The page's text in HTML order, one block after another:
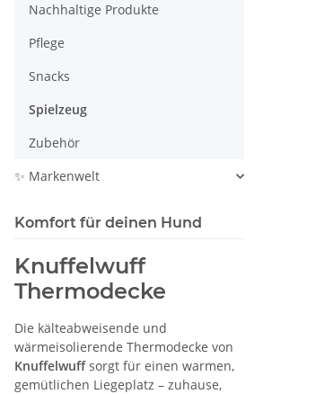
Nachhaltige Produkte
Pflege
Snacks
Spielzeug
Zubehör
✨ Markenwelt
Komfort für deinen Hund
Knuffelwuff
Thermodecke
Die kälteabweisende und
wärmeisolierende Thermodecke von
Knuffelwuffsorgt für einen warmen,
gemütlichen Liegeplatz – zuhause,